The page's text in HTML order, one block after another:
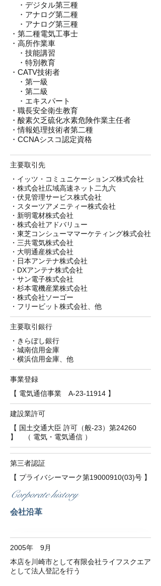
・デジタル第三種
・アナログ第二種
・アナログ第三種
・第二種電気工事士
・ 高所作業車
・技能講習
・特別教育
・ CATV技術者
・第一級
・第二級
・エキスパート
・職長安全衛生教育
・酸素欠乏硫化水素危険作業主任者
・情報処理技術者第二種
​・CCNAシスコ認定資格
主要取引先
・イッツ・コミュニケーションズ株式会社
​・株式会社広域高速ネット二九六
・伏見管理サービス株式会社
・スターツアメニティー株式会社
​・新明電材株式会社
・株式会社アドバリュー
​・東芝コンシューママーケティング株式会社
・三共電気株式会社
・大明通産株式会社
・日本アンテナ株式会社
・DXアンテナ株式会社
​・サン電子株式会社
・杉本電機産業株式会社
・株式会社ソーゴー
・フリービット株式会社、他
主要取引銀行
・きらぼし銀行
・城南信用金庫
・横浜信用金庫、他
事業登録
【 電気通信事業 A-23-11914 】
建設業許可
【 国土交通大臣 許可（般-23）第24260
】 （ 電気・電気通信 ）
第三者認証
【 プライバシーマーク第19000910(03)号 】
Corporate history
会社沿革
2005年 9月
本店を川崎市として有限会社ライフスクエア
として法人登記を行う